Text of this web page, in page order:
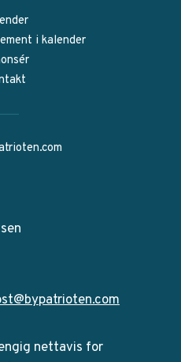
i kalender
nettavis for